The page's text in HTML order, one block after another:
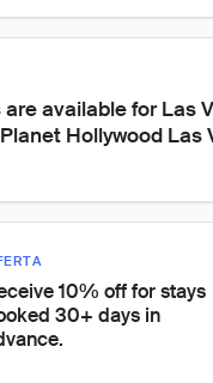
available for Las
Hollywood Las
10% off for stays
30+ days in